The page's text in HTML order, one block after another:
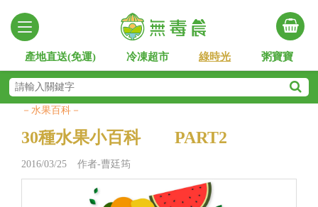
產地直送(免運) 冷凍超市 綠時光 粥寶寶
－水果百科－
30種水果小百科 PART2
2016/03/25 作者-曹廷筠